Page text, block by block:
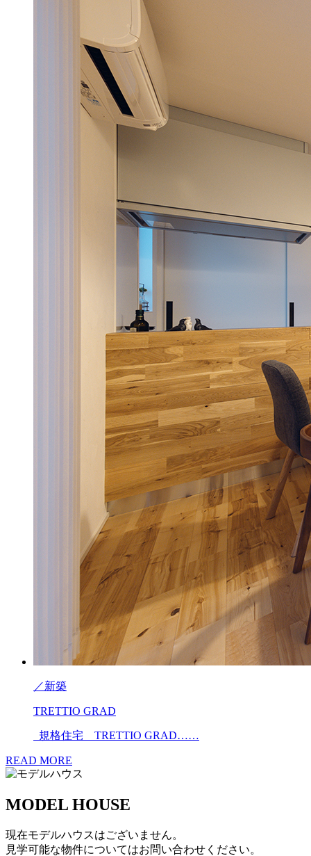
／新築
TRETTIO GRAD
規格住宅 TRETTIO GRAD……
READ MORE
MODEL HOUSE
現在モデルハウスはございません。
見学可能な物件についてはお問い合わせください。